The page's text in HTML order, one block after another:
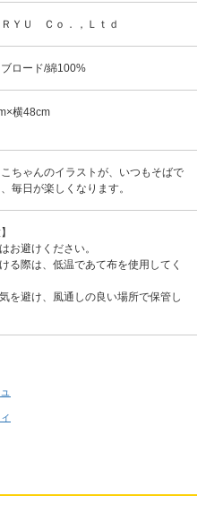
ＲＹＵ Ｃｏ．，Ｌｔｄ
ブロード/綿100%
横48cm
ちゃんのイラストが、いつもそばで
毎日が楽しくなります。
お避けください。
る際は、低温であて布を使用してく
を避け、風通しの良い場所で保管し